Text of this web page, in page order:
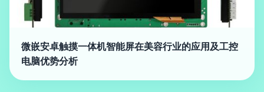
微嵌安卓触摸一体机智能屏在美容行业的应用及工控
电脑优势分析